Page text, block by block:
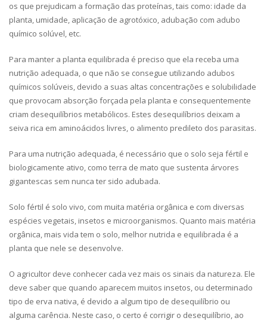
os que prejudicam a formação das proteínas, tais como: idade da
planta, umidade, aplicação de agrotóxico, adubação com adubo
químico solúvel, etc.
Para manter a planta equilibrada é preciso que ela receba uma
nutrição adequada, o que não se consegue utilizando adubos
químicos solúveis, devido a suas altas concentrações e solubilidade
que provocam absorção forçada pela planta e consequentemente
criam desequilíbrios metabólicos. Estes desequilíbrios deixam a
seiva rica em aminoácidos livres, o alimento predileto dos parasitas.
Para uma nutrição adequada, é necessário que o solo seja fértil e
biologicamente ativo, como terra de mato que sustenta árvores
gigantescas sem nunca ter sido adubada.
Solo fértil é solo vivo, com muita matéria orgânica e com diversas
espécies vegetais, insetos e microorganismos. Quanto mais matéria
orgânica, mais vida tem o solo, melhor nutrida e equilibrada é a
planta que nele se desenvolve.
O agricultor deve conhecer cada vez mais os sinais da natureza. Ele
deve saber que quando aparecem muitos insetos, ou determinado
tipo de erva nativa, é devido a algum tipo de desequilíbrio ou
alguma carência. Neste caso, o certo é corrigir o desequilíbrio, ao